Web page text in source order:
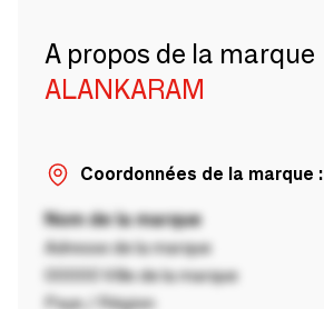
A propos de la marque
ALANKARAM
Coordonnées de la marque :
Nom de la marque
Adresse de la marque
00000 Ville de la marque
Pays / Région